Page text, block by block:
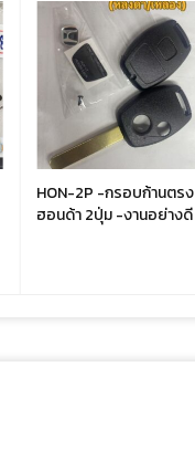
HON-2P -กรอบก้านตรง
ฮอนด้า 2ปุ่ม -งานอย่างดี